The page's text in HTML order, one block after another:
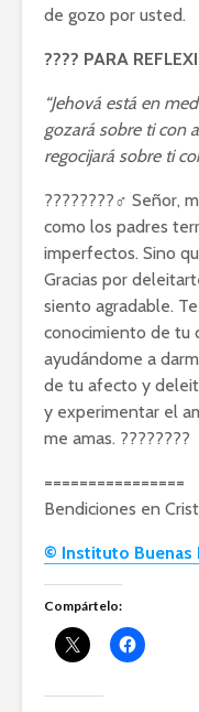
de gozo por usted.
???? PARA
“Jehová está en
gozará sobre ti con
regocijará sobre ti
????????♂️ Señor,
como los padres
imperfectos. Sino
Gracias por
siento agradable.
conocimiento de tu
ayudándome a
de tu afecto y
y experimentar el
me amas. ????????
================
Bendiciones en
© Instituto Buenas
Compártelo: